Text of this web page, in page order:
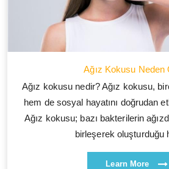
Ağız Kokusu Neden
Ağız kokusu nedir? Ağız kokusu,
hem de sosyal hayatını doğrudan
Ağız kokusu; bazı bakterilerin
birleşerek oluşturduğu
Learn More